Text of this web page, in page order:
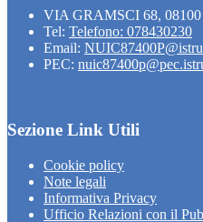
VIA GRAMSCI 68,
Tel: Telefono: 078430230
Email:
PEC:
Sezione Link Utili
Cookie policy
Note legali
Informativa Privacy
Ufficio Relazioni con il